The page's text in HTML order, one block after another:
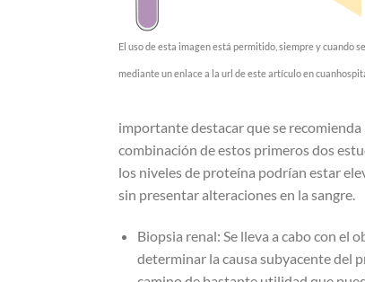
El uso de esta imagen está permitido, siempre y cuando
mediante un enlace a la url de este artículo en
importante destacar que se recomienda
combinación de estos primeros dos
los niveles de proteína podrían estar
sin presentar alteraciones en la sangre.
Biopsia renal: Se lleva a cabo con el
determinar la causa subyacente del